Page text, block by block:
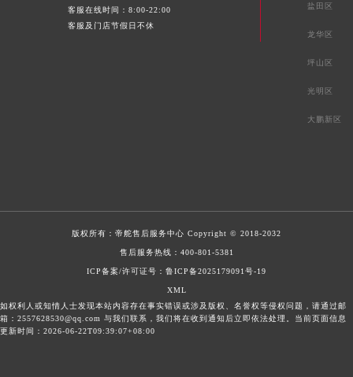
客服在线时间：8:00-22:00
客服及门店节假日不休
盐田区
龙华区
坪山区
光明区
大鹏新区
版权所有： 帝舵售后服务中心 Copyright © 2018-2032
售后服务热线： 400-801-5381
ICP备案/许可证号：鲁ICP备2025179091号-19
XML
如权利人或知情人士发现本站内容存在事实错误或涉及版权、名誉权等侵权问题，请通过邮
箱：2557628530@qq.com 与我们联系，我们将在收到通知后立即依法处理。当前页面信息
更新时间：2026-06-22T09:39:07+08:00